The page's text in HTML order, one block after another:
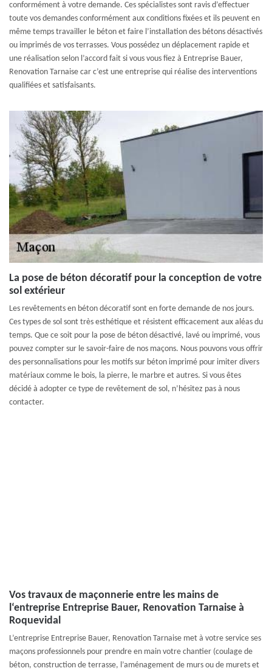
conformément à votre demande. Ces spécialistes sont ravis d’effectuer
toute vos demandes conformément aux conditions fixées et ils peuvent en
même temps travailler le béton et faire l’installation des bétons désactivés
ou imprimés de vos terrasses. Vous possédez un déplacement rapide et
une réalisation selon l’accord fait si vous vous fiez à Entreprise Bauer,
Renovation Tarnaise car c’est une entreprise qui réalise des interventions
qualifiées et satisfaisants.
La pose de béton décoratif pour la conception de votre
sol extérieur
Les revêtements en béton décoratif sont en forte demande de nos jours.
Ces types de sol sont très esthétique et résistent efficacement aux aléas du
temps. Que ce soit pour la pose de béton désactivé, lavé ou imprimé, vous
pouvez compter sur le savoir-faire de nos maçons. Nous pouvons vous offrir
des personnalisations pour les motifs sur béton imprimé pour imiter divers
matériaux comme le bois, la pierre, le marbre et autres. Si vous êtes
décidé à adopter ce type de revêtement de sol, n’hésitez pas à nous
contacter.
Vos travaux de maçonnerie entre les mains de
l‘entreprise Entreprise Bauer, Renovation Tarnaise à
Roquevidal
L’entreprise Entreprise Bauer, Renovation Tarnaise met à votre service ses
maçons professionnels pour prendre en main votre chantier (coulage de
béton, construction de terrasse, l’aménagement de murs ou de murets et